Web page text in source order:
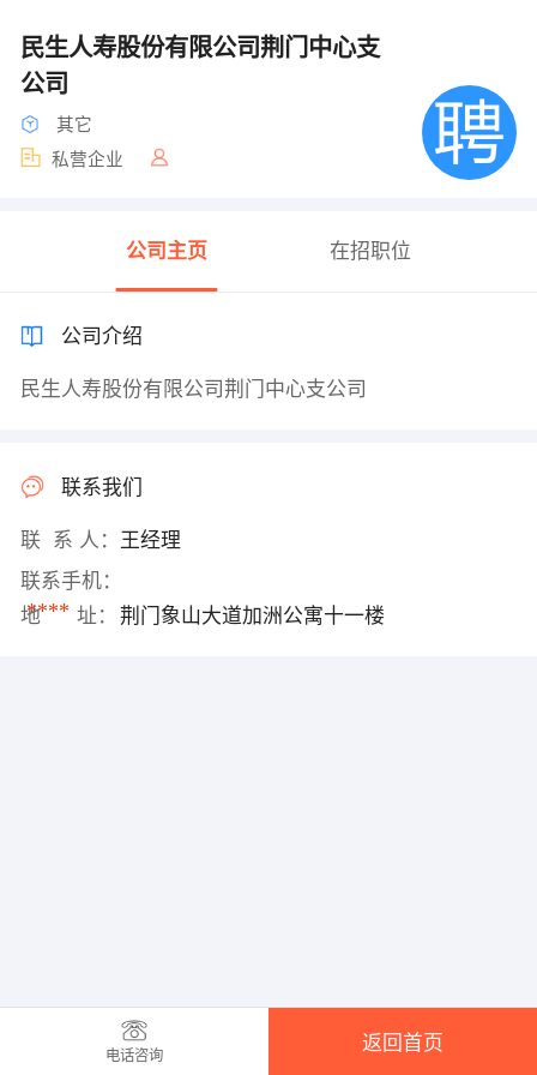
民生人寿股份有限公司荆门中心支
公司
其它
私营企业
公司主页 在招职位
公司介绍
民生人寿股份有限公司荆门中心支公司
联系我们
联 系 人： 王经理
联系手机：
****
地 址： 荆门象山大道加洲公寓十一楼
电话咨询
返回首页